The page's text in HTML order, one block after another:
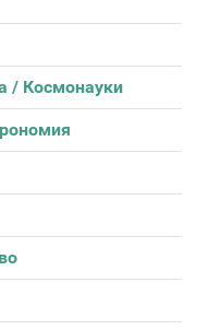
/ Космонауки